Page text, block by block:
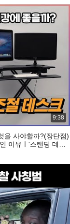
9:38
을 사야할까?(장단점)
이유ㅣ'스탠딩 데스
드립니다!